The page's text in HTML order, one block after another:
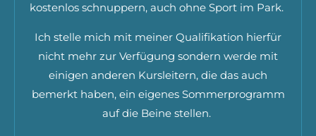
kostenlos schnuppern, auch ohne Sport im Park.
Ich stelle mich mit meiner Qualifikation hierfür
nicht mehr zur Verfügung sondern werde mit
einigen anderen Kursleitern, die das auch
bemerkt haben, ein eigenes Sommerprogramm
auf die Beine stellen.